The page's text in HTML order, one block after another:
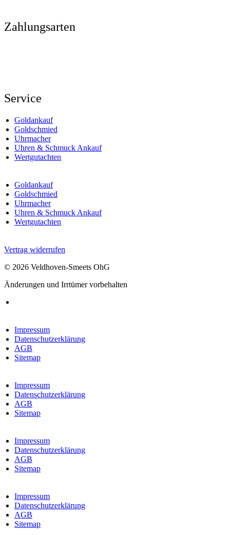
Zahlungsarten
Service
Goldankauf
Goldschmied
Uhrmacher
Uhren & Schmuck Ankauf
Wertgutachten
Goldankauf
Goldschmied
Uhrmacher
Uhren & Schmuck Ankauf
Wertgutachten
Vertrag widerrufen
© 2026 Veldhoven-Smeets OhG
Änderungen und Irrtümer vorbehalten
Impressum
Datenschutzerklärung
AGB
Sitemap
Impressum
Datenschutzerklärung
AGB
Sitemap
Impressum
Datenschutzerklärung
AGB
Sitemap
Impressum
Datenschutzerklärung
AGB
Sitemap